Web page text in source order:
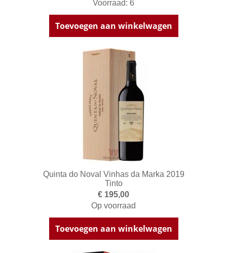
Voorraad: 6
Toevoegen aan winkelwagen
Quinta do Noval Vinhas da Marka 2019
Tinto
€ 195,00
Op voorraad
Toevoegen aan winkelwagen